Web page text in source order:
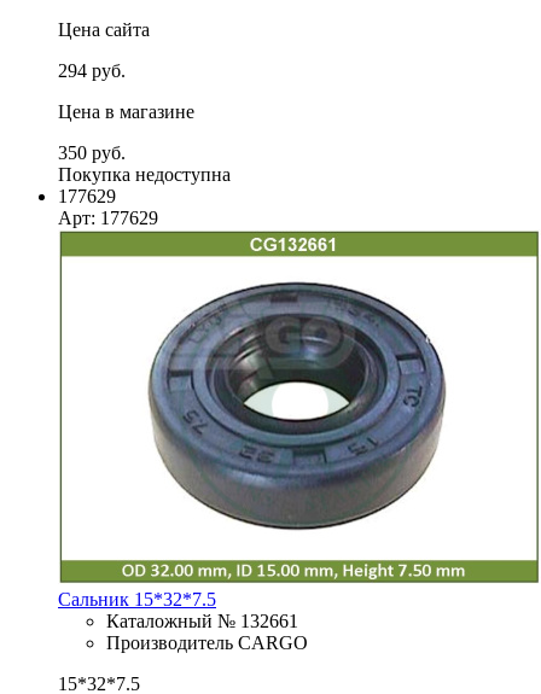
Цена сайта
294 руб.
Цена в магазине
350 руб.
Покупка недоступна
177629
Арт: 177629
Сальник 15*32*7.5
Каталожный № 132661
Производитель CARGO
15*32*7.5